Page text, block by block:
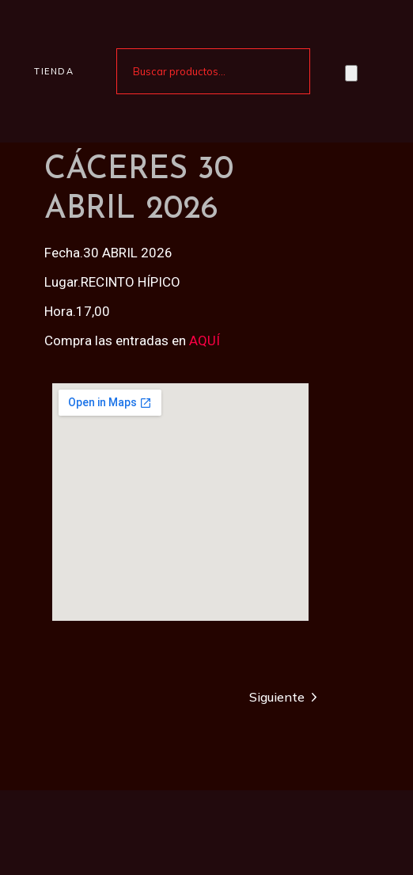
TIENDA
CÁCERES 30
ABRIL 2026
Fecha.30 ABRIL 2026
Lugar.RECINTO HÍPICO
Hora.17,00
Compra las entradas en AQUÍ
Siguiente